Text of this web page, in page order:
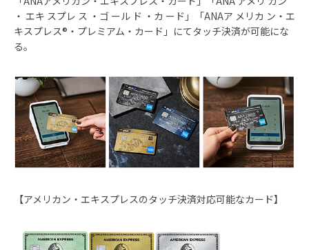
・ エキ スプレ ス ・ゴ ール ド ・カ ード」「ANAア メリカ ン・エ
キスプレス®・プレミアム・カード」にてタッチ決済が可能にな
る。
【アメリカン・エキスプレスのタッチ決済対応可能なカード】